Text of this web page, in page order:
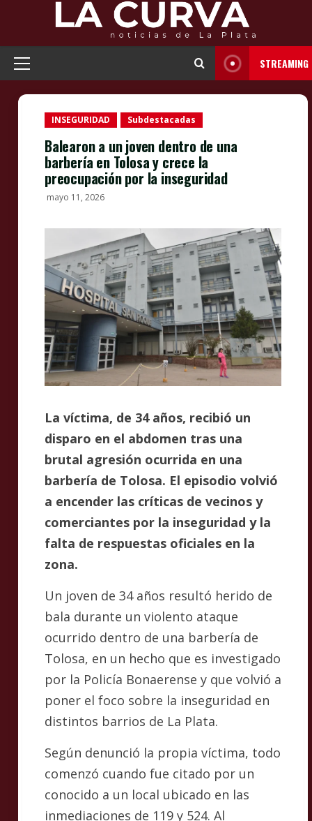
content
Primary
STREAMING
INSEGURIDAD Subdestacadas
Balearon a un joven dentro de una
barbería en Tolosa y crece la
preocupación por la inseguridad
mayo 11, 2026
La víctima, de 34 años, recibió un
disparo en el abdomen tras una
brutal agresión ocurrida en una
barbería de Tolosa. El episodio volvió
a encender las críticas de vecinos y
comerciantes por la inseguridad y la
falta de respuestas oficiales en la
zona.
Un joven de 34 años resultó herido de
bala durante un violento ataque
ocurrido dentro de una barbería de
Tolosa, en un hecho que es investigado
por la Policía Bonaerense y que volvió a
poner el foco sobre la inseguridad en
distintos barrios de La Plata.
Según denunció la propia víctima, todo
comenzó cuando fue citado por un
conocido a un local ubicado en las
inmediaciones de 119 y 524. Al